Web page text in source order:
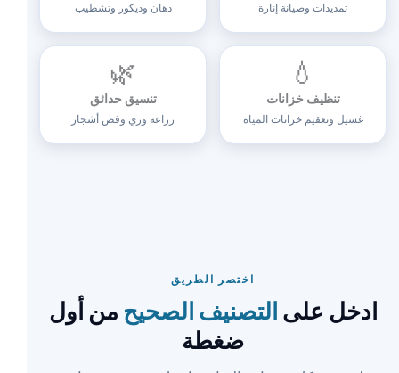
تمديدات وصيانة إنارة دهان وديكور وتشطيب
💧
تنظيف خزانات
غسيل وتعقيم خزانات المياه
🌿
تنسيق حدائق
زراعة وري وقص أشجار
اختصر الطريق
ادخل على التصنيف الصحيح من أول
ضغطة